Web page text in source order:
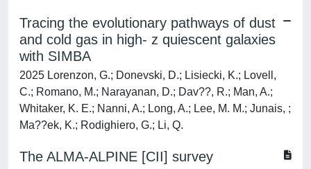
Tracing the evolutionary pathways of dust
and cold gas in high- z quiescent galaxies
with SIMBA
2025 Lorenzon, G.; Donevski, D.; Lisiecki, K.; Lovell,
C.; Romano, M.; Narayanan, D.; Dav??, R.; Man, A.;
Whitaker, K. E.; Nanni, A.; Long, A.; Lee, M. M.; Junais, ;
Ma??ek, K.; Rodighiero, G.; Li, Q.
The ALMA-ALPINE [CII] survey